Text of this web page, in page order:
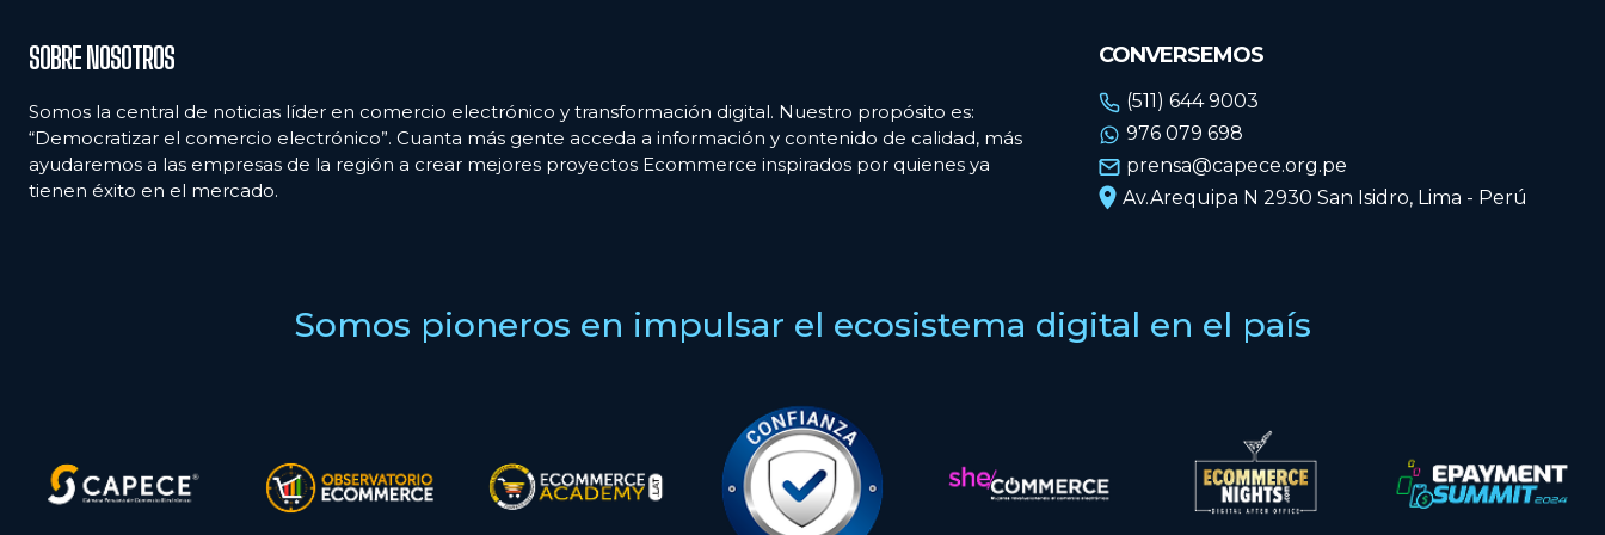
SOBRE NOSOTROS
Somos la central de noticias líder en comercio electrónico y transformación digital. Nuestro propósito es:
“Democratizar el comercio electrónico”. Cuanta más gente acceda a información y contenido de calidad, más
ayudaremos a las empresas de la región a crear mejores proyectos Ecommerce inspirados por quienes ya
tienen éxito en el mercado.
CONVERSEMOS
(511) 644 9003
976 079 698
prensa@capece.org.pe
Av.Arequipa N 2930 San Isidro, Lima - Perú
Somos pioneros en impulsar el ecosistema digital en el país